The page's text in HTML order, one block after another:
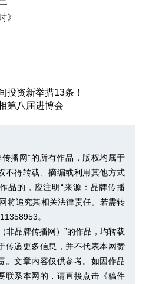
投资新举措13条！
第八届进博会
播网”的所有作品，版权均属于
不得转载、摘编或利用其他方式
品的，应注明“来源：品牌传播
将追究其相关法律责任。若需转
。
非品牌传播网）”的作品，均转载
传递更多信息，并不代表本网赞
。文章内容仅供参考。如因作品
联系本网的，请直接点击 《稿件